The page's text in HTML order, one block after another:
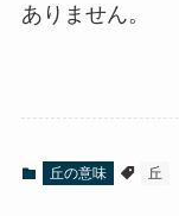
ありません。
丘の意味 丘